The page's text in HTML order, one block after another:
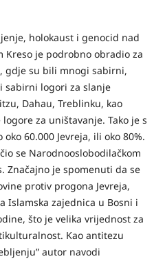
holokaust i genocid nad
Kreso je podrobno obradio za
gdje su bili mnogi sabirni,
sabirni logori za slanje
Dahau, Treblinku, kao
za uništavanje. Tako je s
60.000 Jevreja, ili oko 80%.
se Narodnooslobodilačkom
Značajno je spomenuti da se
protiv progona Jevreja,
Islamska zajednica u Bosni i
što je velika vrijednost za
Kao antitezu
autor navodi